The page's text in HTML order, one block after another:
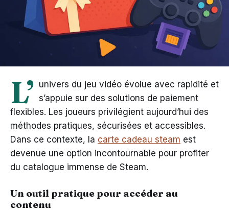
L’ univers du jeu vidéo évolue avec rapidité et
s’appuie sur des solutions de paiement
flexibles. Les joueurs privilégient aujourd’hui des
méthodes pratiques, sécurisées et accessibles.
Dans ce contexte, la carte cadeau steam est
devenue une option incontournable pour profiter
du catalogue immense de Steam.
Un outil pratique pour accéder au
contenu